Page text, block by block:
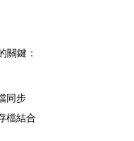
關鍵：
同步
檔結合